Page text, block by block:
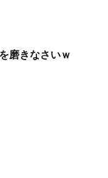
磨きなさいｗ